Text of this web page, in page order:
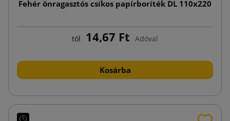
Fehér önragasztós csíkos papírboríték DL 110x220
tól 14,67 Ft Adóval
Kosárba